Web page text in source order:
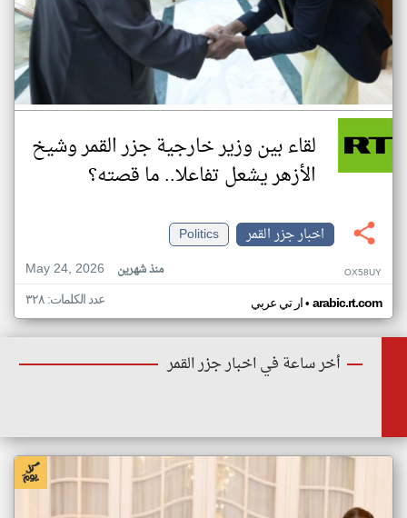
لقاء بين وزير خارجية جزر القمر وشيخ
الأزهر يشعل تفاعلا.. ما قصته؟
اخبار جزر القمر
Politics
May 24, 2026
منذ شهرين OX58UY
ار تي عربي• arabic.rt.com عدد الكلمات: ٣٢٨
أخر ساعة في اخبار جزر القمر